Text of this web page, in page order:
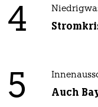
4
5 Auch